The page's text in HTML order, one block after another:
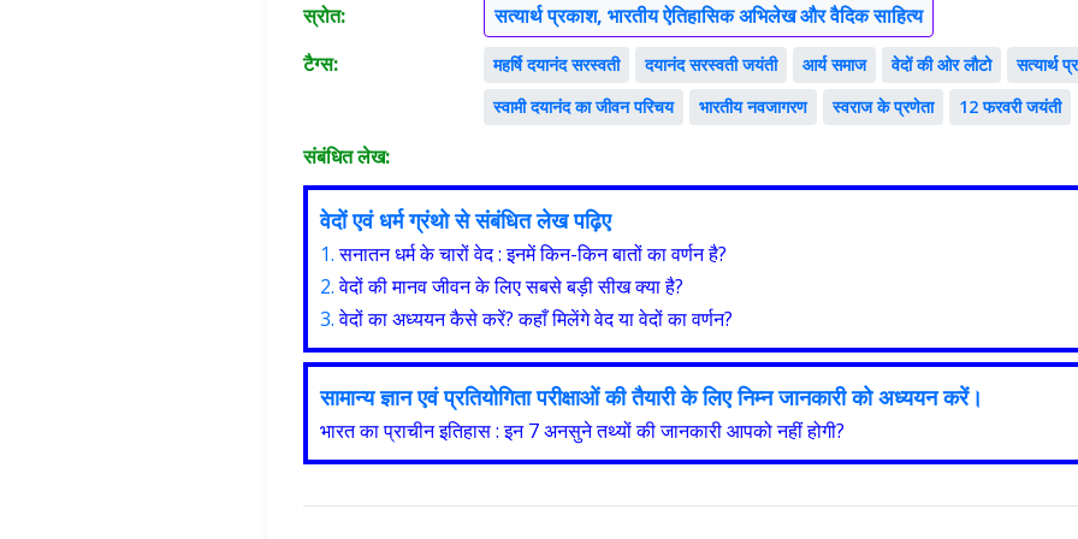
स्रोत:
सत्यार्थ प्रकाश, भारतीय ऐतिहासिक अभिलेख और वैदिक साहित्य
टैग्स:
महर्षि दयानंद सरस्वती दयानंद सरस्वती जयंती आर्य समाज वेदों की ओर लौटो सत्यार्थ
स्वामी दयानंद का जीवन परिचय
भारतीय नवजागरण स्वराज के प्रणेता 12 फरवरी जयंती
संबंधित लेख:
वेदों एवं धर्म ग्रंथो से संबंधित लेख पढ़िए
1.सनातन धर्म के चारों वेद : इनमें किन-किन बातों का वर्णन है?
2.वेदों की मानव जीवन के लिए सबसे बड़ी सीख क्या है?
3.वेदों का अध्ययन कैसे करें? कहाँ मिलेंगे वेद या वेदों का वर्णन?
सामान्य ज्ञान एवं प्रतियोगिता परीक्षाओं की तैयारी के लिए निम्न जानकारी को अध्ययन करें।
भारत का प्राचीन इतिहास : इन 7 अनसुने तथ्यों की जानकारी आपको नहीं होगी?